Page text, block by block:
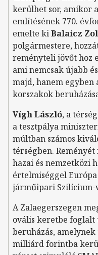
kerülhet sor, amikor
említésének 770.
emelte kiBalaicz
polgármestere,
reményteli jövőt hoz
ami nemcsak újabb
majd, hanem
korszakok
Vígh László, a
a tesztpálya
múltban számos
térségben.
hazai és nemzetközi
értelmiséggel
járműipari
A Zalaegerszegen
ovális keretbe foglalt
beruházás,
milliárd forintba